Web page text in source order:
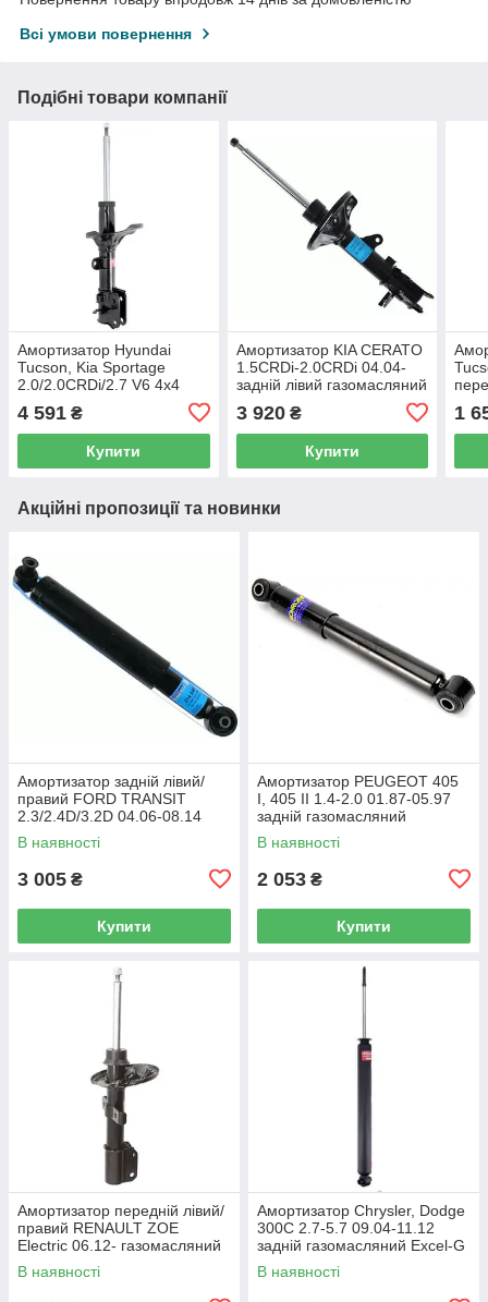
Всі умови повернення
Подібні товари компанії
Амортизатор Hyundai
Tucson, Kia Sportage
2.0/2.0CRDi/2.7 V6 4x4
газомасляний Excel-G
(Kayaba) OE 553512E501
4 591 ₴
Купити
Амортизатор KIA CERATO
1.5CRDi-2.0CRDi 04.04-
задній лівий газомасляний
(SACHS) OE 553512F201
3 920₴
Купити
1
Акційні пропозиції та новинки
Амортизатор задній лівий/
правий FORD TRANSIT
2.3/2.4D/3.2D 04.06-08.14
газомасляний (SACHS) OE
6C1118080BE
В наявності
3 005 ₴
Купити
Амортизатор PEUGEOT 405
I, 405 II 1.4-2.0 01.87-05.97
задній газомасляний
ORIGINAL (Monroe) OE
520688
В наявності
2 053 ₴
Купити
Амортизатор передній лівий/
правий RENAULT ZOE
Electric 06.12- газомасляний
(KYB) OE 543027411R
В наявності
Амортизатор Chrysler, Dodge
300C 2.7-5.7 09.04-11.12
задній газомасляний Excel-G
(Kayaba) OE 4782712AC
В наявності